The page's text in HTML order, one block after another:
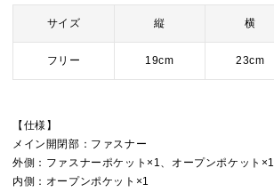
サイズ 縦 横
フリー 19cm 23cm
【仕様】
メイン開閉部：ファスナー
外側：ファスナーポケット×1、オープンポケット×1
内側：オープンポケット×1